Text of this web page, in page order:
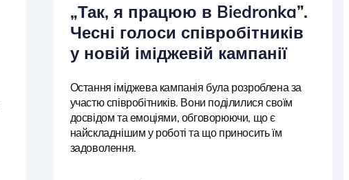
„Так, я працюю в Biedronka”.
Чесні голоси співробітників
у новій іміджевій кампанії
Остання іміджева кампанія була розроблена за
участю співробітників. Вони поділилися своїм
досвідом та емоціями, обговорюючи, що є
найскладнішим у роботі та що приносить їм
задоволення.